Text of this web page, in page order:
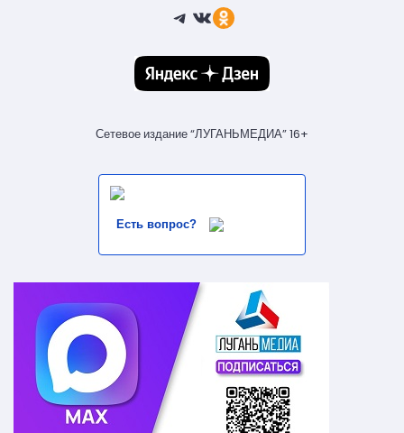
Telegram
ВКонтакте
Ссылка
Сетевое издание “ЛУГАНЬМЕДИА” 16+
Есть вопрос?